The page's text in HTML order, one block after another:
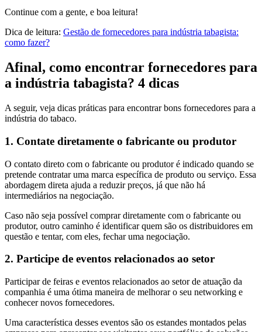
Continue com a gente, e boa leitura!
Dica de leitura: Gestão de fornecedores para indústria tabagista:
como fazer?
Afinal, como encontrar fornecedores para
a indústria tabagista? 4 dicas
A seguir, veja dicas práticas para encontrar bons fornecedores para a
indústria do tabaco.
1. Contate diretamente o fabricante ou produtor
O contato direto com o fabricante ou produtor é indicado quando se
pretende contratar uma marca específica de produto ou serviço. Essa
abordagem direta ajuda a reduzir preços, já que não há
intermediários na negociação.
Caso não seja possível comprar diretamente com o fabricante ou
produtor, outro caminho é identificar quem são os distribuidores em
questão e tentar, com eles, fechar uma negociação.
2. Participe de eventos relacionados ao setor
Participar de feiras e eventos relacionados ao setor de atuação da
companhia é uma ótima maneira de melhorar o seu networking e
conhecer novos fornecedores.
Uma característica desses eventos são os estandes montados pelas